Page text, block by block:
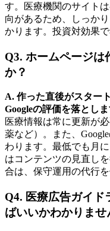
す。医療機関のサイト
向があるため、しっか
かります。投資対効果で
Q3. ホームページは
か？
A. 作った直後がスター
Googleの評価を落としま
医療情報は常に更新が
薬など）。また、
わります。最低でも月
はコンテンツの見直し
合は、保守運用の代行
Q4. 医療広告ガイド
ばいいかわかりませ